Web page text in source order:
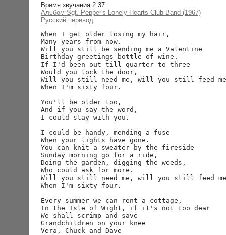
Время звучания 2:37
Альбом Sgt. Pepper's Lonely Hearts Club Band (1967)
Русский перевод
When I get older losing my hair,
Many years from now.
Will you still be sending me a Valentine
Birthday greetings bottle of wine.
If I'd been out till quarter to three
Would you lock the door,
Will you still need me, will you still feed
When I'm sixty four.
You'll be older too,
And if you say the word,
I could stay with you.
I could be handy, mending a fuse
When your lights have gone.
You can knit a sweater by the fireside
Sunday morning go for a ride,
Doing the garden, digging the weeds,
Who could ask for more.
Will you still need me, will you still feed
When I'm sixty four.
Every summer we can rent a cottage,
In the Isle of Wight, if it's not too dear
We shall scrimp and save
Grandchildren on your knee
Vera, Chuck and Dave